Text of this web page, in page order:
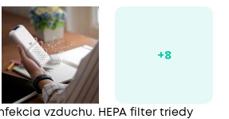
vzduchu. HEPA filter triedy